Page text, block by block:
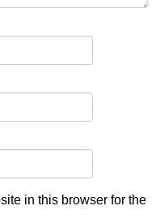
in this browser for the